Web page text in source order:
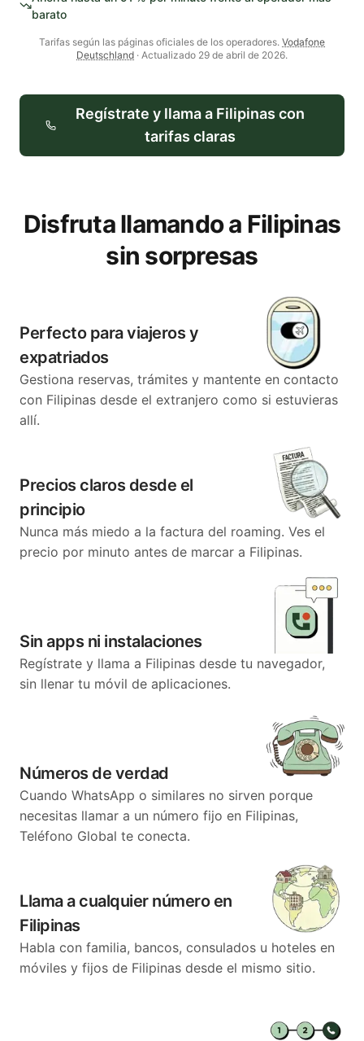
barato
Tarifas según las páginas oficiales de los operadores. Vodafone
Deutschland · Actualizado 29 de abril de 2026.
Regístrate y llama a Filipinas con
tarifas claras
Disfruta llamando a Filipinas
sin sorpresas
Perfecto para viajeros y
expatriados
Gestiona reservas, trámites y mantente en contacto
con Filipinas desde el extranjero como si estuvieras
allí.
Precios claros desde el
principio
Nunca más miedo a la factura del roaming. Ves el
precio por minuto antes de marcar a Filipinas.
Sin apps ni instalaciones
Regístrate y llama a Filipinas desde tu navegador,
sin llenar tu móvil de aplicaciones.
Números de verdad
Cuando WhatsApp o similares no sirven porque
necesitas llamar a un número fijo en Filipinas,
Teléfono Global te conecta.
Llama a cualquier número en
Filipinas
Habla con familia, bancos, consulados u hoteles en
móviles y fijos de Filipinas desde el mismo sitio.